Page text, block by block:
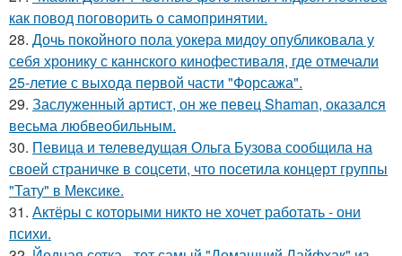
как повод поговорить о самопринятии.
28. Дочь покойного пола уокера мидоу опубликовала у
себя хронику с каннского кинофестиваля, где отмечали
25-летие с выхода первой части "Форсажа".
29. Заслуженный артист, он же певец Shaman, оказался
весьма любвеобильным.
30. Певица и телеведущая Ольга Бузова сообщила на
своей страничке в соцсети, что посетила концерт группы
"Тату" в Мексике.
31. Актёры с которыми никто не хочет работать - они
психи.